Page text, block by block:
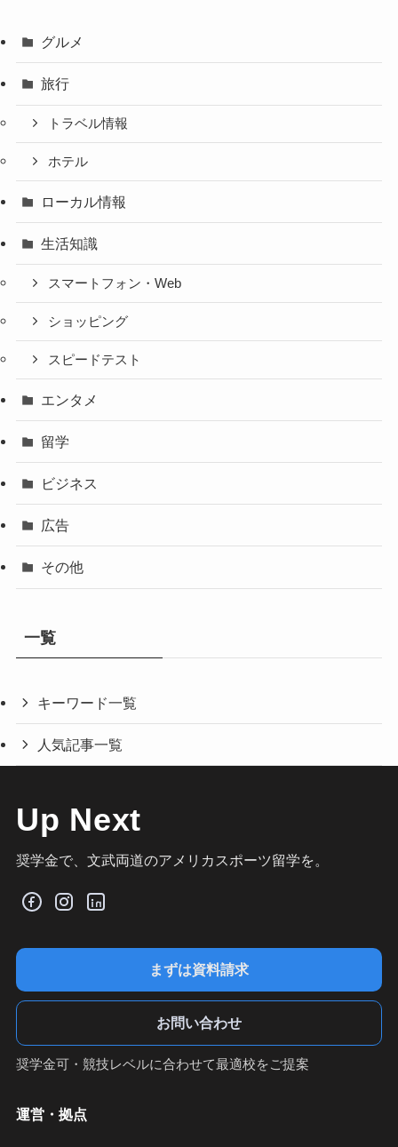
グルメ
旅行
トラベル情報
ホテル
ローカル情報
生活知識
スマートフォン・Web
ショッピング
スピードテスト
エンタメ
留学
ビジネス
広告
その他
一覧
キーワード一覧
人気記事一覧
Up Next
奨学金で、文武両道のアメリカスポーツ留学を。
まずは資料請求
お問い合わせ
奨学金可・競技レベルに合わせて最適校をご提案
運営・拠点